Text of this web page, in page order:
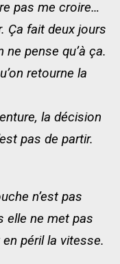
pas me croire…
Ça fait deux jours
ne pense qu’à ça.
retourne la
la décision
pas de partir.
n’est pas
elle ne met pas
péril la vitesse.